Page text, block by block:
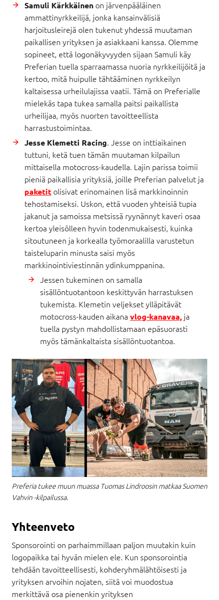
Samuli Kärkkäinen on järvenpääläinen
ammattinyrkkeilijä, jonka kansainvälisiä
harjoitusleirejä olen tukenut yhdessä muutaman
paikallisen yrityksen ja asiakkaani kanssa. Olemme
sopineet, että logonäkyvyyden sijaan Samuli käy
Preferian tuella sparraamassa nuoria nyrkkeilijöitä ja
kertoo, mitä huipulle tähtääminen nyrkkeilyn
kaltaisessa urheilulajissa vaatii. Tämä on Preferialle
mielekäs tapa tukea samalla paitsi paikallista
urheilijaa, myös nuorten tavoitteellista
harrastustoimintaa.
Jesse Klemetti Racing. Jesse on inttiaikainen
tuttuni, ketä tuen tämän muutaman kilpailun
mittaisella motocross-kaudella. Lajin parissa toimii
pieniä paikallisia yrityksiä, joille Preferian palvelut ja
paketit olisivat erinomainen lisä markkinoinnin
tehostamiseksi. Uskon, että vuoden yhteisiä tupia
jakanut ja samoissa metsissä ryynännyt kaveri osaa
kertoa yleisölleen hyvin todenmukaisesti, kuinka
sitoutuneen ja korkealla työmoraalilla varustetun
taisteluparin minusta saisi myös
markkinointiviestinnän ydinkumppanina.
Jessen tukeminen on samalla
sisällöntuotantoon keskittyvän harrastuksen
tukemista. Klemetin veljekset ylläpitävät
motocross-kauden aikana vlog-kanavaa, ja
tuella pystyn mahdollistamaan epäsuorasti
myös tämänkaltaista sisällöntuotantoa.
Preferia tukee muun muassa Tuomas Lindroosin matkaa Suomen
Vahvin -kilpailussa.
Yhteenveto
Sponsorointi on parhaimmillaan paljon muutakin kuin
logopaikka tai hyvän mielen ele. Kun sponsorointia
tehdään tavoitteellisesti, kohderyhmälähtöisesti ja
yrityksen arvoihin nojaten, siitä voi muodostua
merkittävä osa pienenkin yrityksen